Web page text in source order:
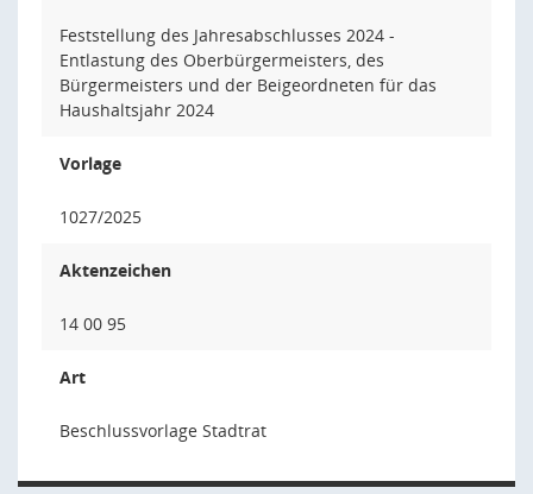
Feststellung des Jahresabschlusses 2024 -
Entlastung des Oberbürgermeisters, des
Bürgermeisters und der Beigeordneten für das
Haushaltsjahr 2024
Vorlage
1027/2025
Aktenzeichen
14 00 95
Art
Beschlussvorlage Stadtrat